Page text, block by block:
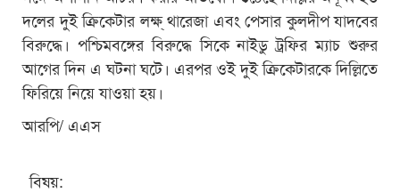
দলের দুই ক্রিকেটার লক্ষ্ থারেজা এবং পেসার কুলদীপ যাদবের
বিরুদ্ধে। পশ্চিমবঙ্গের বিরুদ্ধে সিকে নাইডু ট্রফির ম্যাচ শুরুর
আগের দিন এ ঘটনা ঘটে। এরপর ওই দুই ক্রিকেটারকে দিল্লিতে
ফিরিয়ে নিয়ে যাওয়া হয়।
আরপি/ এএস
বিষয়: